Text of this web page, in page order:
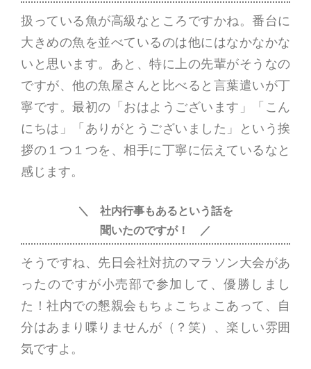
扱っている魚が高級なところですかね。番台に
大きめの魚を並べているのは他にはなかなかな
いと思います。あと、特に上の先輩がそうなの
ですが、他の魚屋さんと比べると言葉遣いが丁
寧です。最初の「おはようございます」「こん
にちは」「ありがとうございました」という挨
拶の１つ１つを、相手に丁寧に伝えているなと
感じます。
＼ 社内行事もあるという話を
聞いたのですが！ ／
そうですね、先日会社対抗のマラソン大会があ
ったのですが小売部で参加して、優勝しまし
た！社内での懇親会もちょこちょこあって、自
分はあまり喋りませんが（？笑）、楽しい雰囲
気ですよ。